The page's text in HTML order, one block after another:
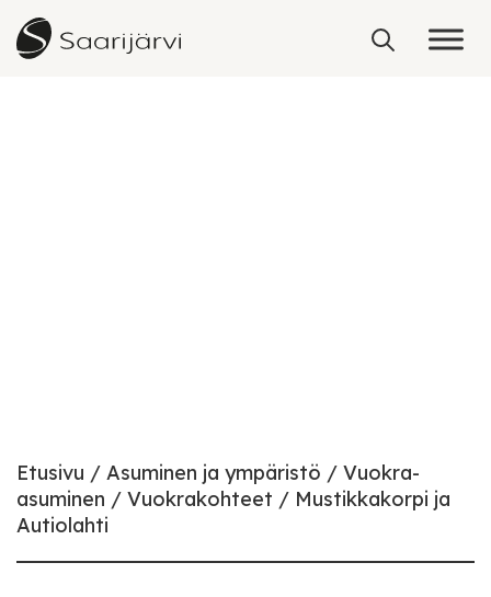
Skip to content
Etusivu Asuminen ja ympäristö
Vuokra-
asuminen
Vuokrakohteet
Mustikkakorpi ja
Autiolahti